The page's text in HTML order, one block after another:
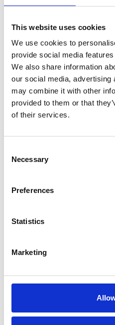
This website uses cookies
We use cookies to
provide social media
We also share information
our social media, advertising
may combine it with other
provided to them or that
of their services.
Selection
Necessary
Preferences
Statistics
Marketing
Opvang van de
snelmontagekraan, tot
Lees meer